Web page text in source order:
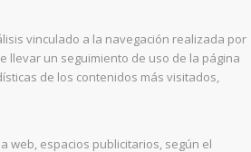
vinculado a la navegación realizada por
llevar un seguimiento de uso de la página
de los contenidos más visitados,
web, espacios publicitarios, según el